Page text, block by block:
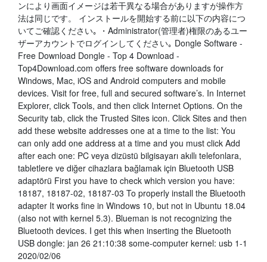
ンにより画面イメージは若干異なる場合がありますが操作方
法は同じです。 インストールを開始する前に以下の内容につ
いてご確認ください｡ ・Administrator(管理者)権限のあるユー
ザーアカウントでログインしてください｡ Dongle Software -
Free Download Dongle - Top 4 Download -
Top4Download.com offers free software downloads for
Windows, Mac, iOS and Android computers and mobile
devices. Visit for free, full and secured software’s. In Internet
Explorer, click Tools, and then click Internet Options. On the
Security tab, click the Trusted Sites icon. Click Sites and then
add these website addresses one at a time to the list: You
can only add one address at a time and you must click Add
after each one: PC veya dizüstü bilgisayarı akıllı telefonlara,
tabletlere ve diğer cihazlara bağlamak için Bluetooth USB
adaptörü First you have to check which version you have:
18187, 18187-02, 18187-03 To properly install the Bluetooth
adapter It works fine in Windows 10, but not in Ubuntu 18.04
(also not with kernel 5.3). Blueman is not recognizing the
Bluetooth devices. I get this when inserting the Bluetooth
USB dongle: jan 26 21:10:38 some-computer kernel: usb 1-1
2020/02/06